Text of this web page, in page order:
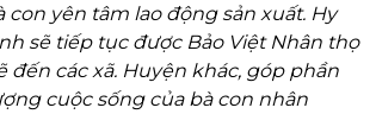
con yên tâm lao động sản xuất. Hy
sẽ tiếp tục được Bảo Việt Nhân thọ
đến các xã. Huyện khác, góp phần
cuộc sống của bà con nhân